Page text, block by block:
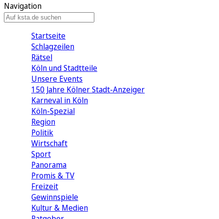
Navigation
Startseite
Schlagzeilen
Rätsel
Köln und Stadtteile
Unsere Events
150 Jahre Kölner Stadt-Anzeiger
Karneval in Köln
Köln-Spezial
Region
Politik
Wirtschaft
Sport
Panorama
Promis & TV
Freizeit
Gewinnspiele
Kultur & Medien